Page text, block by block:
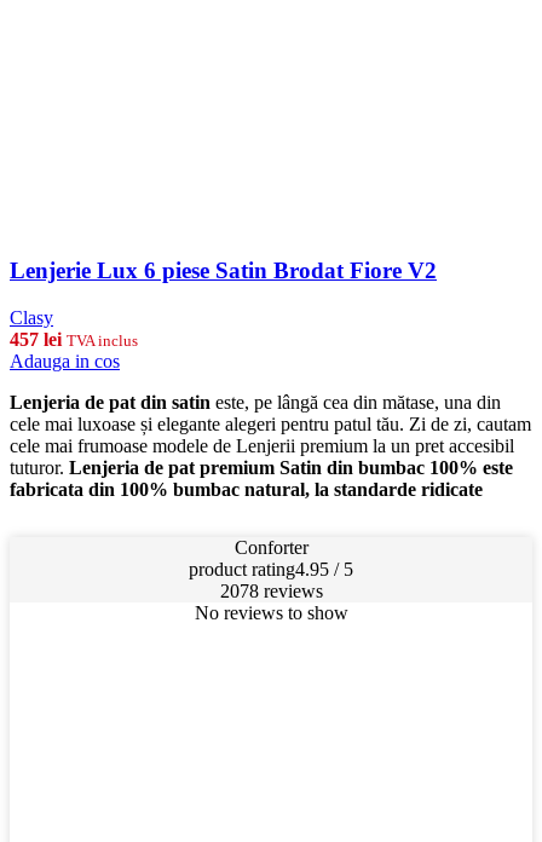
Lenjerie Lux 6 piese Satin Brodat Fiore V2
Clasy
457 lei TVA inclus
Adauga in cos
Lenjeria de pat din satin este, pe lângă cea din mătase, una din
cele mai luxoase și elegante alegeri pentru patul tău. Zi de zi, cautam
cele mai frumoase modele de Lenjerii premium la un pret accesibil
tuturor. Lenjeria de pat premium Satin din bumbac 100% este
fabricata din 100% bumbac natural, la standarde ridicate
Conforter
product rating4.95 / 5
2078 reviews
No reviews to show